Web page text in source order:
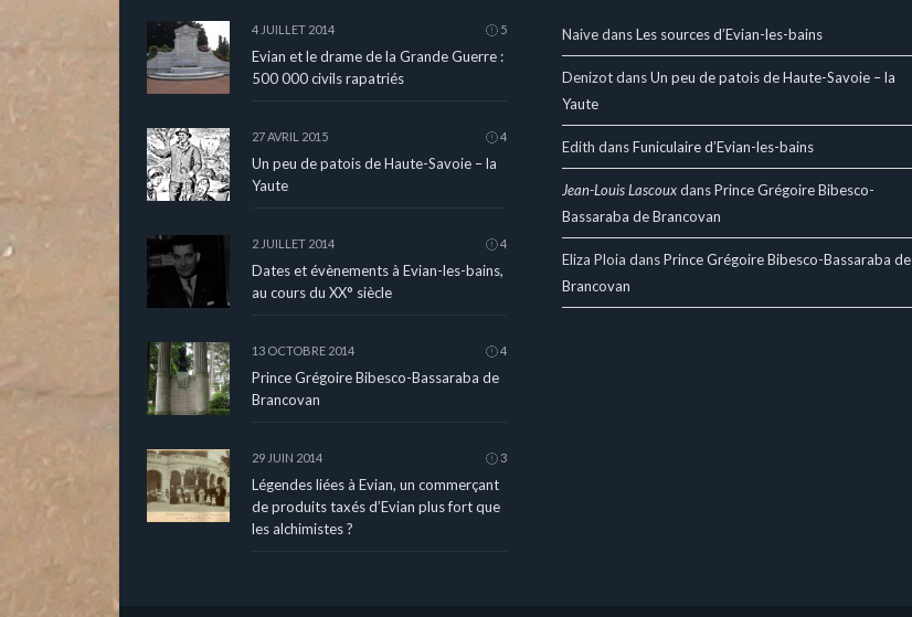
4 JUILLET 2014 5
Evian et le drame de la Grande Guerre :
500 000 civils rapatriés
27 AVRIL 2015 4
Un peu de patois de Haute-Savoie – la
Yaute
2 JUILLET 2014 4
Dates et évènements à Evian-les-bains,
au cours du XX° siècle
13 OCTOBRE 2014 4
Prince Grégoire Bibesco-Bassaraba de
Brancovan
29 JUIN 2014 3
Légendes liées à Evian, un commerçant
de produits taxés d’Evian plus fort que
les alchimistes ?
NaivedansLes sources d’Evian-les-bains
DenizotdansUn peu de patois de Haute-Savoie – la
Yaute
Edith dansFuniculaire d’Evian-les-bains
Jean-Louis LascouxdansPrince Grégoire Bibesco-
Bassaraba de Brancovan
Eliza Ploia dansPrince Grégoire Bibesco-Bassaraba de
Brancovan